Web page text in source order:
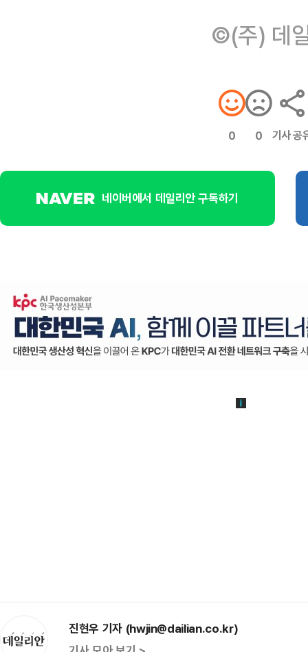
©(주) 데
0 0 기사 공
네이버에서 데일리안 구독하기
진현우 기자 (hwjin@dailian.co.kr)